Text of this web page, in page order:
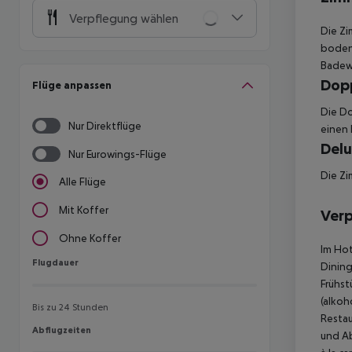
Verpflegung wählen
Flüge anpassen
Nur Direktflüge
Nur Eurowings-Flüge
Alle Flüge
Mit Koffer
Ohne Koffer
Flugdauer
Flugdauer
Bis zu 24 Stunden
Abflugzeiten
Abflugzeiten
Die
Die
einen
Die
Im
und